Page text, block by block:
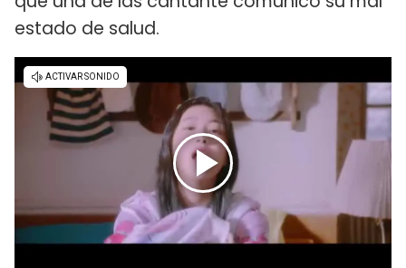
estado de salud.